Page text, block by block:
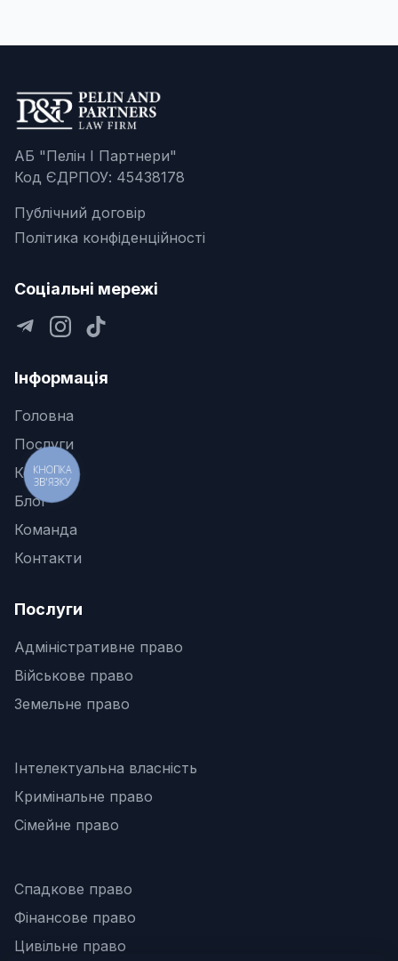
АБ "Пелін І Партнери"
Код ЄДРПОУ: 45438178
Публічний договір
Політика конфіденційності
Соціальні мережі
Інформація
Головна
Послуги
Кейси
Блог
Команда
Контакти
Послуги
Адміністративне право
Військове право
Земельне право
Інтелектуальна власність
Кримінальне право
Сімейне право
Спадкове право
Фінансове право
Цивільне право
КНОПКА
ЗВ'ЯЗКУ